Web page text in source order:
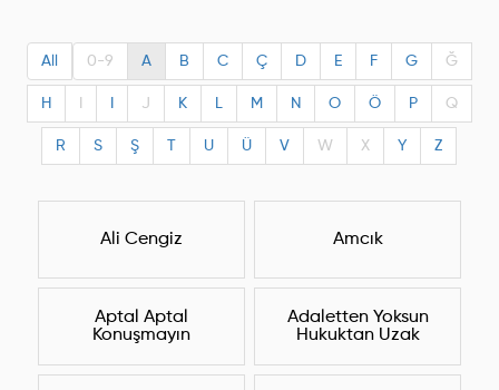
All 0-9 A B C Ç D E F G Ğ
H J K L M N O Ö P Q
R S Ş U Ü V W X Y Z
Ali Cengiz Amcık
Aptal Aptal
Konuşmayın
Adaletten Yoksun
Hukuktan Uzak